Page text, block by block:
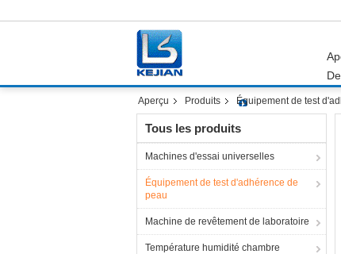
Aperçu Produits Équipement de test
Tous les produits
Machines d'essai universelles
Équipement de test d'adhérence de
peau
Machine de revêtement de laboratoire
Température humidité chambre